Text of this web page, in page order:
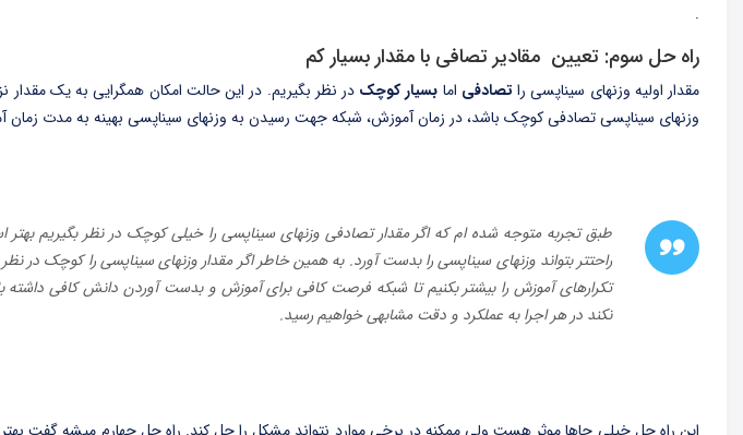
.
راه حل سوم: تعیین مقادیر تصافی با مقدار بسیار کم
مقدار اولیه وزنهای سیناپسی را تصادفی اما بسیار کوچکدر نظر بگیریم. در این حالت امکان همگرایی به یک مقدار
وزنهای سیناپسی تصادفی کوچک باشد، در زمان آموزش، شبکه جهت رسیدن به وزنهای سیناپسی بهینه به مدت زمان
طبق تجربه متوجه شده ام که اگر مقدار تصادفی وزنهای سیناپسی را خیلی کوچک در نظر بگیریم بهتر
راحتتر بتواند وزنهای سیناپسی را بدست آورد. به همین خاطر اگر مقدار وزنهای سیناپسی را کوچک در
تکرارهای آموزش را بیشتر بکنیم تا شبکه فرصت کافی برای آموزش و بدست آوردن دانش کافی داشته
نکند در هر اجرا به عملکرد و دقت مشابهی خواهیم رسید.